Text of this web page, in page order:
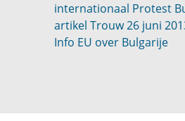
internationaal Protest
artikel Trouw 26 juni
Info EU over Bulgarije